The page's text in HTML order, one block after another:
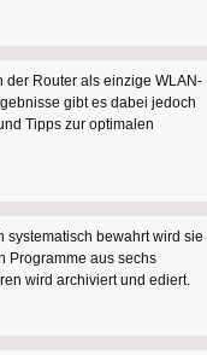
der Router als einzige WLAN-
gibt es dabei jedoch
Tipps zur optimalen
systematisch bewahrt wird sie
Programme aus sechs
wird archiviert und ediert.